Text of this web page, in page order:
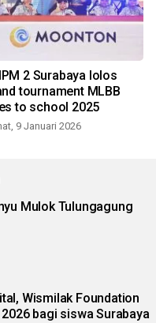
2 Surabaya lolos
tournament MLBB
to school 2025
9 Januari 2026
Mulok Tulungagung
Wismilak Foundation
bagi siswa Surabaya